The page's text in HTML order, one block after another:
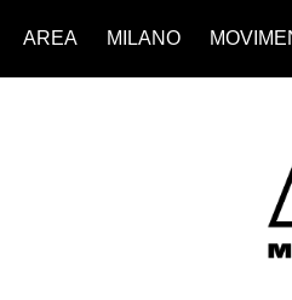
AREA MILANO